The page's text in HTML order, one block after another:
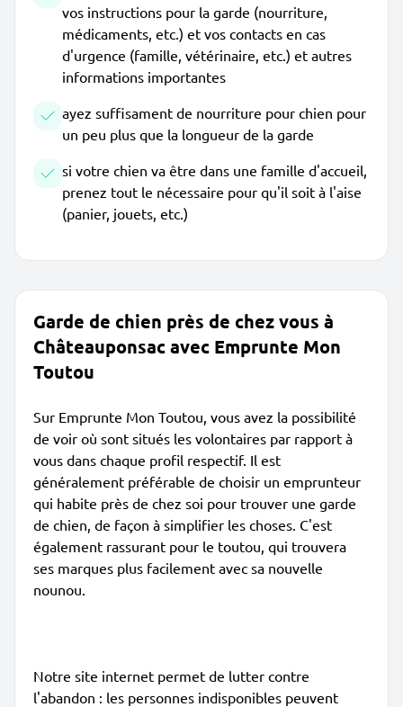
vos instructions pour la garde (nourriture,
médicaments, etc.) et vos contacts en cas
d'urgence (famille, vétérinaire, etc.) et autres
informations importantes
ayez suffisament de nourriture pour chien pour
un peu plus que la longueur de la garde
si votre chien va être dans une famille d'accueil,
prenez tout le nécessaire pour qu'il soit à l'aise
(panier, jouets, etc.)
Garde de chien près de chez vous à
Châteauponsac avec Emprunte Mon
Toutou
Sur Emprunte Mon Toutou, vous avez la possibilité
de voir où sont situés les volontaires par rapport à
vous dans chaque profil respectif. Il est
généralement préférable de choisir un emprunteur
qui habite près de chez soi pour trouver une garde
de chien, de façon à simplifier les choses. C'est
également rassurant pour le toutou, qui trouvera
ses marques plus facilement avec sa nouvelle
nounou.
Notre site internet permet de lutter contre
l'abandon : les personnes indisponibles peuvent